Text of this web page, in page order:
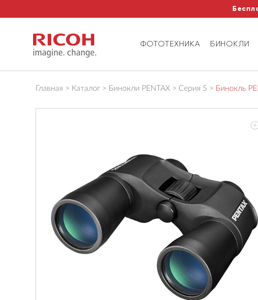
ФОТОТЕХНИКА БИНОКЛИ
Главная Каталог Бинокли PENTAX Серия S Бинокль